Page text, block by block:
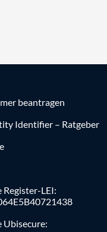
beantragen
Identifier – Ratgeber
Register-LEI:
Ubisecure: